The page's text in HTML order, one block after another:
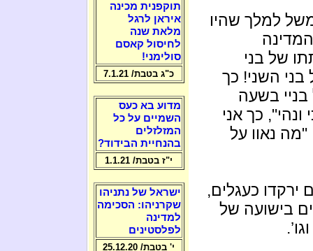
למלך שהיו
של בני
השני! כך
בשעה
כך אני
נאוו על
ירקדו כעגלים,
בישועה של
תוקפנית מכינה
איראן לרגל
מלאת שנה
לחיסול קאסם
סולימני!
כ"ג בטבת/ 7.1.21
מדוע בא כעס
השמיים על כל
המזלזלים
בהנחיית הבידוד?
י"ז בטבת/ 1.1.21
ישראל של נתניהו
שקרניהו: הסכימה
למדינה
לפלסטינים
י' בטבת/ 25.12.20